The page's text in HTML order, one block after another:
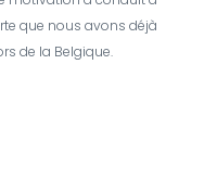
que nous avons déjà
de la Belgique.